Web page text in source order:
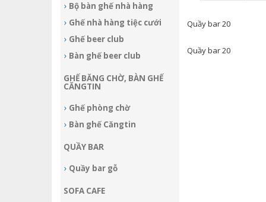
Bộ bàn ghế nhà hàng
Ghế nhà hàng tiệc cưới
Ghế beer club
Bàn ghế beer club
GHẾ BĂNG CHỜ, BÀN GHẾ
CĂNGTIN
Ghế phòng chờ
Bàn ghế Căngtin
QUẦY BAR
Quầy bar gỗ
SOFA CAFE
Quầy bar 20
Quầy bar 20